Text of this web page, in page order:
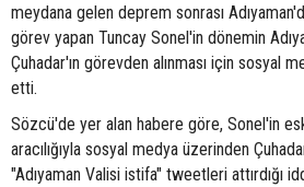
meydana gelen deprem sonrası
görev yapan Tuncay Sonel'in dönemin
Çuhadar'ın görevden alınması için sosyal
etti.
Sözcü'de yer alan habere göre, Sonel'in
aracılığıyla sosyal medya üzerinden
"Adıyaman Valisi istifa" tweetleri attırdığı